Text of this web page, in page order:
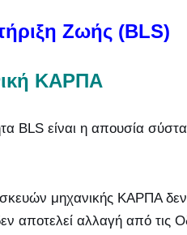
Ζωής (BLS)
ΚΑΡΠΑ
BLS είναι η απουσία
μηχανικής ΚΑΡΠΑ
αποτελεί αλλαγή από τις